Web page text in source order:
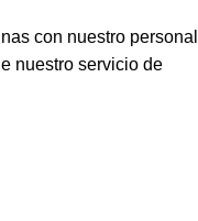
con nuestro personal
nuestro servicio de